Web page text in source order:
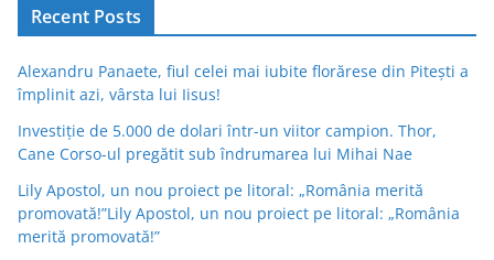
Recent Posts
Alexandru Panaete, fiul celei mai iubite florărese din Pitești a
împlinit azi, vârsta lui Iisus!
Investiție de 5.000 de dolari într-un viitor campion. Thor,
Cane Corso-ul pregătit sub îndrumarea lui Mihai Nae
Lily Apostol, un nou proiect pe litoral: „România merită
promovată!”Lily Apostol, un nou proiect pe litoral: „România
merită promovată!”